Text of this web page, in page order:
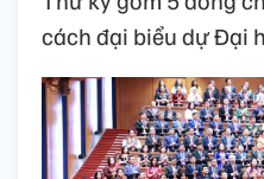
cách đại biểu dự Đại